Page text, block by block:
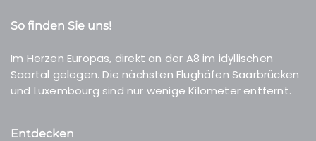
So finden Sie uns!
Im Herzen Europas, direkt an der A8 im idyllischen
Saartal gelegen. Die nächsten Flughäfen Saarbrücken
und Luxembourg sind nur wenige Kilometer entfernt.
Entdecken